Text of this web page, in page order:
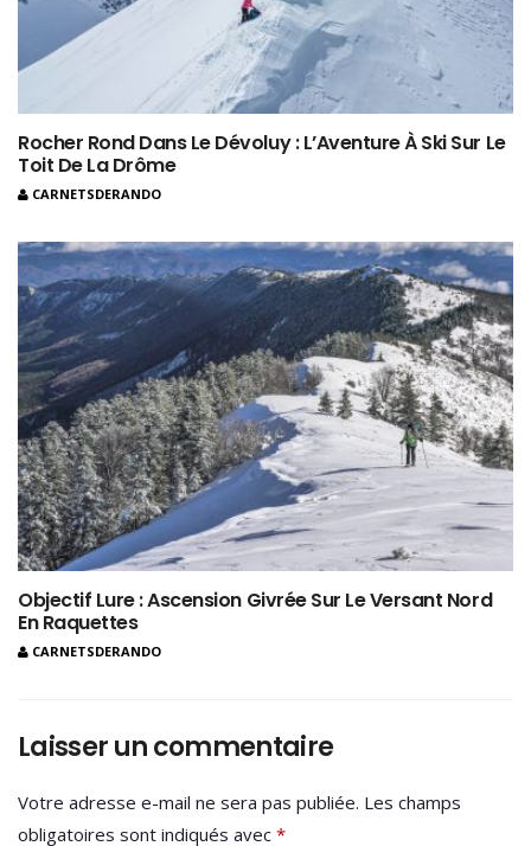
Rocher Rond Dans Le Dévoluy : L’Aventure À Ski Sur Le
Toit De La Drôme
CARNETSDERANDO
Objectif Lure : Ascension Givrée Sur Le Versant Nord
En Raquettes
CARNETSDERANDO
Laisser un commentaire
Votre adresse e-mail ne sera pas publiée. Les champs
obligatoires sont indiqués avec *